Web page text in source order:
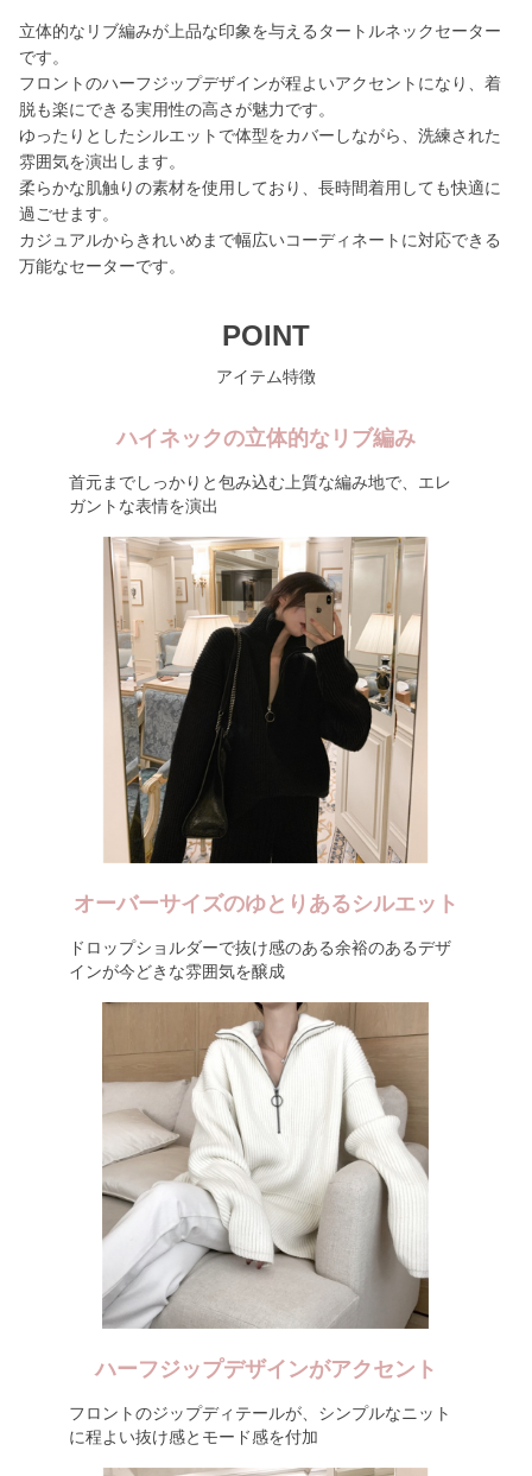
立体的なリブ編みが上品な印象を与えるタートルネックセーター
です。
フロントのハーフジップデザインが程よいアクセントになり、着
脱も楽にできる実用性の高さが魅力です。
ゆったりとしたシルエットで体型をカバーしながら、洗練された
雰囲気を演出します。
柔らかな肌触りの素材を使用しており、長時間着用しても快適に
過ごせます。
カジュアルからきれいめまで幅広いコーディネートに対応できる
万能なセーターです。
POINT
アイテム特徴
ハイネックの立体的なリブ編み
首元までしっかりと包み込む上質な編み地で、エレ
ガントな表情を演出
オーバーサイズのゆとりあるシルエット
ドロップショルダーで抜け感のある余裕のあるデザ
インが今どきな雰囲気を醸成
ハーフジップデザインがアクセント
フロントのジップディテールが、シンプルなニット
に程よい抜け感とモード感を付加